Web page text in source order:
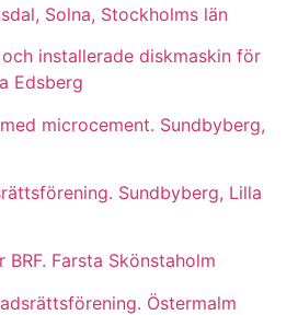
Solna, Stockholms län
installerade diskmaskin för
Edsberg
microcement. Sundbyberg,
Sundbyberg, Lilla
Farsta Skönstaholm
Östermalm